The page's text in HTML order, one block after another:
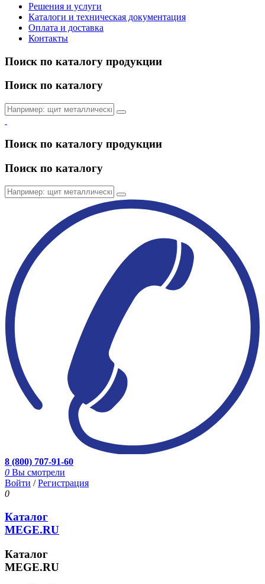
Решения и услуги
Каталоги и техническая документация
Оплата и доставка
Контакты
Поиск по каталогу продукции
Поиск по каталогу
Поиск по каталогу продукции
Поиск по каталогу
8 (800) 707-91-60
0 Вы смотрели
Войти /Регистрация
0
Каталог
MEGE.RU
Каталог
MEGE.RU